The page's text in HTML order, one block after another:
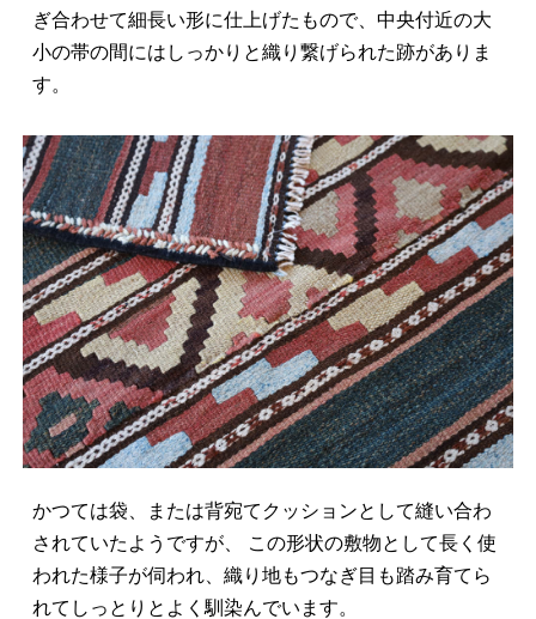
ぎ合わせて細長い形に仕上げたもので、中央付近の大
小の帯の間にはしっかりと織り繋げられた跡がありま
す。
かつては袋、または背宛てクッションとして縫い合わ
されていたようですが、 この形状の敷物として長く使
われた様子が伺われ、織り地もつなぎ目も踏み育てら
れてしっとりとよく馴染んでいます。